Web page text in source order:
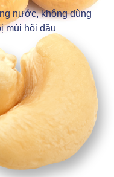
nước, không dùng
mùi hôi dầu